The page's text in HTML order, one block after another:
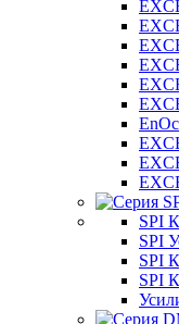
SPI
SPI
SPI
SPI